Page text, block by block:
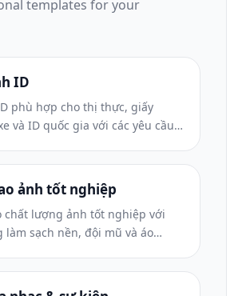
templates for your
ID
phù hợp cho thị thực, giấy
và ID quốc gia với các yêu cầu
ảnh tốt nghiệp
chất lượng ảnh tốt nghiệp với
làm sạch nền, đội mũ và áo
các khung và thông báo để in